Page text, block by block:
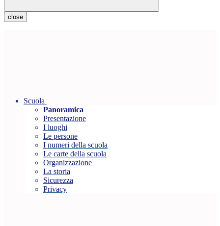
close
Scuola
Panoramica
Presentazione
I luoghi
Le persone
I numeri della scuola
Le carte della scuola
Organizzazione
La storia
Sicurezza
Privacy